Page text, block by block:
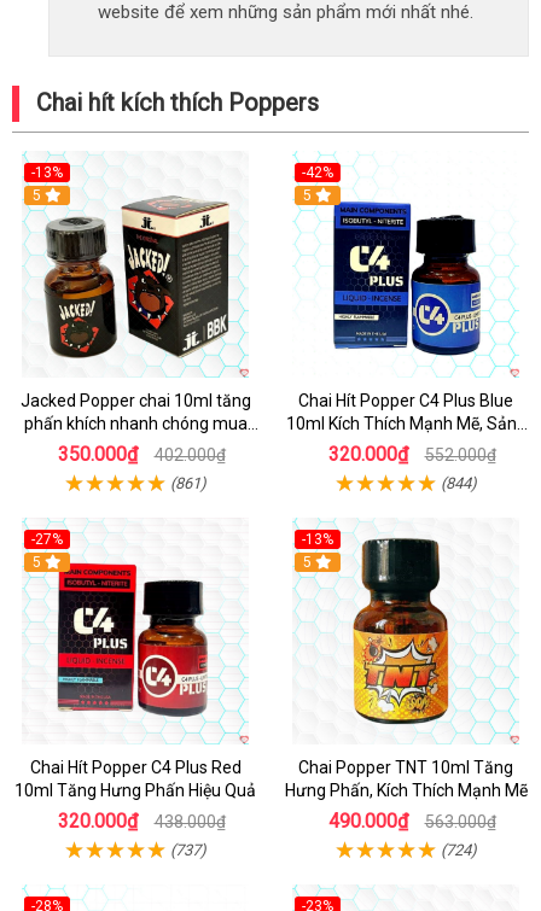
website để xem những sản phẩm mới nhất nhé.
Chai hít kích thích Poppers
-13%
5
Jacked Popper chai 10ml tăng
phấn khích nhanh chóng mua
ngay
350.000₫ 402.000₫
(861)
-42%
5
Chai Hít Popper C4 Plus Blue
10ml Kích Thích Mạnh Mẽ, Sảng
Khoái
320.000₫ 552.000₫
(844)
-27%
5
Chai Hít Popper C4 Plus Red
10ml Tăng Hưng Phấn Hiệu Quả
320.000₫ 438.000₫
(737)
-13%
5
Chai Popper TNT 10ml Tăng
Hưng Phấn, Kích Thích Mạnh Mẽ
490.000₫ 563.000₫
(724)
-28% -23%